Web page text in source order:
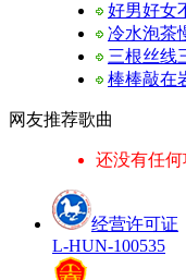
好男好女
冷水泡茶
三根丝线
棒棒敲在
网友推荐歌曲
还没有任何
经营许可证
L-HUN-100535